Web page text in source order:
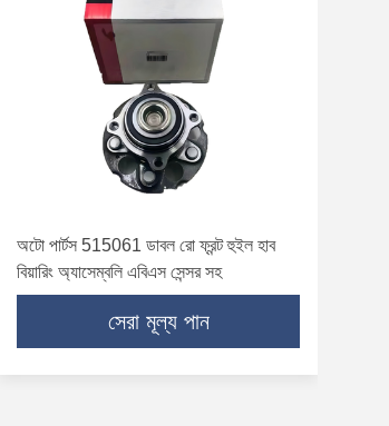
অটো পার্টস 515061 ডাবল রো ফ্রন্ট হুইল হাব
বিয়ারিং অ্যাসেম্বলি এবিএস সেন্সর সহ
সেরা মূল্য পান